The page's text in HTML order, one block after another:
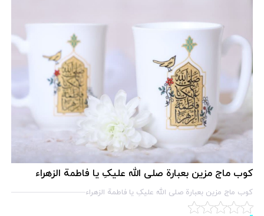
كوب ماج مزين بعبارة صلى الله عليکِ يا فاطمة الزهراء
كوب ماج مزين بعبارة صلى الله عليکِ يا فاطمة الزهراء